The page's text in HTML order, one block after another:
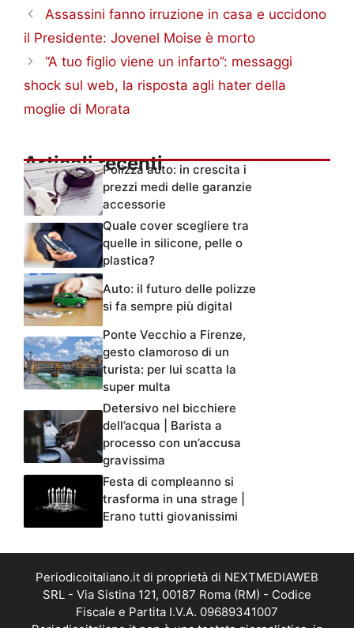
Assassini fanno irruzione in casa e uccidono
il Presidente: Jovenel Moise è morto
“A tuo figlio viene un infarto”: messaggi
shock sul web, la risposta agli hater della
moglie di Morata
Articoli recentiPolizza auto: in crescita i
prezzi medi delle garanzie
accessorie
Quale cover scegliere tra
quelle in silicone, pelle o
plastica?
Auto: il futuro delle polizze
si fa sempre più digital
Ponte Vecchio a Firenze,
gesto clamoroso di un
turista: per lui scatta la
super multa
Detersivo nel bicchiere
dell’acqua | Barista a
processo con un’accusa
gravissima
Festa di compleanno si
trasforma in una strage |
Erano tutti giovanissimi
Periodicoitaliano.it di proprietà di NEXTMEDIAWEB
SRL - Via Sistina 121, 00187 Roma (RM) - Codice
Fiscale e Partita I.V.A. 09689341007